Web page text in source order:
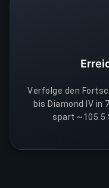
Verfolge den
bis Diamond IV in
spart ~105.5